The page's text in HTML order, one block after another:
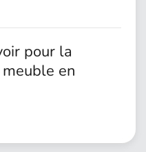
pour la
en